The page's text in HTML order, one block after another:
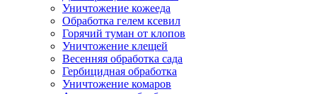
Уничтожение кожееда
Обработка гелем ксевил
Горячий туман от клопов
Уничтожение клещей
Весенняя обработка сада
Гербицидная обработка
Уничтожение комаров